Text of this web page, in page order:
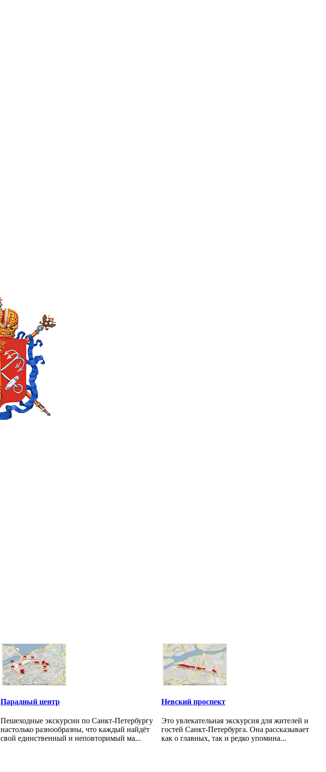
Парадный центр
Пешеходные экскурсии по Санкт-Петербургу
настолько разнообразны, что каждый найдёт
свой единственный и неповторимый ма...
Невский проспект
Это увлекательная экскурсия для жителей и
гостей Санкт-Петербурга. Она рассказывает
как о главных, так и редко упомина...